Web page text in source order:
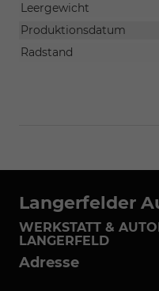
Leergewicht
Produktionsdatum
Radstand
Langerfelder
WERKSTATT &
LANGERFELD
Adresse